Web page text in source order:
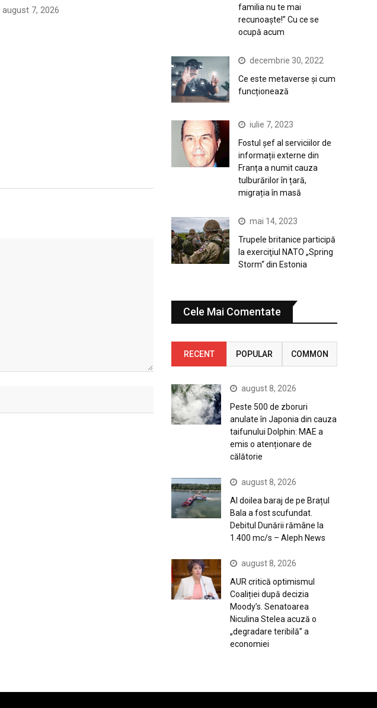
august 7, 2026
familia nu te mai
recunoaște!” Cu ce se
ocupă acum
decembrie 30, 2022
Ce este metaverse și cum
funcționează
iulie 7, 2023
Fostul șef al serviciilor de
informații externe din
Franța a numit cauza
tulburărilor în țară,
migrația în masă
mai 14, 2023
Trupele britanice participă
la exerciţiul NATO „Spring
Storm“ din Estonia
Cele Mai Comentate
RECENT POPULAR COMMON
august 8, 2026
Peste 500 de zboruri
anulate în Japonia din cauza
taifunului Dolphin: MAE a
emis o atenționare de
călătorie
august 8, 2026
Al doilea baraj de pe Brațul
Bala a fost scufundat.
Debitul Dunării rămâne la
1.400 mc/s – Aleph News
august 8, 2026
AUR critică optimismul
Coaliției după decizia
Moody’s. Senatoarea
Niculina Stelea acuză o
„degradare teribilă” a
economiei